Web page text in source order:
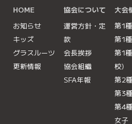
HOME
お知らせ
キッズ
グラスルーツ
更新情報
協会について
運営方針・定
款
会長挨拶
協会組織
SFA年報
大会
第1
第1
第1
校)
第2
第3
第4
女子